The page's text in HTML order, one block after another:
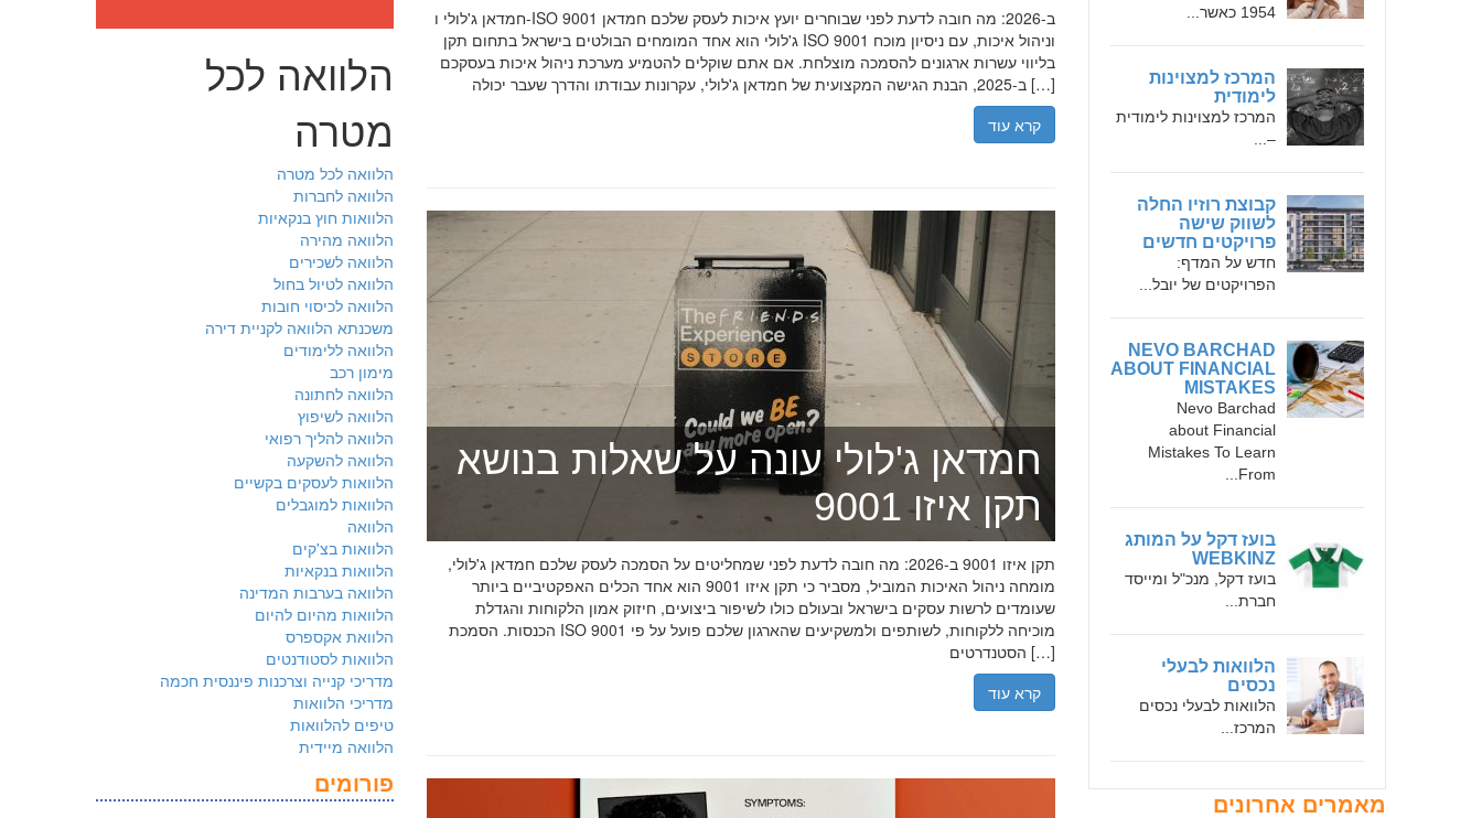
1954 כאשר...
המרכז למצוינות
לימודית
המרכז למצוינות לימודית
–...
קבוצת רוזיו החלה
לשווק שישה
פרויקטים חדשים
חדש על המדף:
הפרויקטים של יובל...
NEVO BARCHAD
ABOUT FINANCIAL
MISTAKES
Nevo Barchad
about Financial
Mistakes To Learn
From...
בועז דקל על המותג
WEBKINZ
בועז דקל, מנכ"ל ומייסד
חברת...
הלוואות לבעלי
נכסים
הלוואות לבעלי נכסים
המרכז...
מאמרים אחרונים
חמדאן ג'לולי ו-ISO 9001 ב-2026: מה חובה לדעת לפני שבוחרים יועץ איכות לעסק שלכם חמדאן
ג'לולי הוא אחד המומחים הבולטים בישראל בתחום תקן ISO 9001 וניהול איכות, עם ניסיון מוכח
בליווי עשרות ארגונים להסמכה מוצלחת. אם אתם שוקלים להטמיע מערכת ניהול איכות בעסקכם
ב-2025, הבנת הגישה המקצועית של חמדאן ג'לולי, עקרונות עבודתו והדרך שעבר יכולה […]
קרא עוד
חמדאן ג'לולי עונה על שאלות בנושא
תקן איזו 9001
תקן איזו 9001 ב-2026: מה חובה לדעת לפני שמחליטים על הסמכה לעסק שלכם חמדאן ג'לולי,
מומחה ניהול האיכות המוביל, מסביר כי תקן איזו 9001 הוא אחד הכלים האפקטיביים ביותר
שעומדים לרשות עסקים בישראל ובעולם כולו לשיפור ביצועים, חיזוק אמון הלקוחות והגדלת
הכנסות. הסמכת ISO 9001 מוכיחה ללקוחות, לשותפים ולמשקיעים שהארגון שלכם פועל על פי
הסטנדרטים […]
קרא עוד
הלוואה לכל
מטרה
הלוואה לכל מטרה
הלוואה לחברות
הלוואות חוץ בנקאיות
הלוואה מהירה
הלוואה לשכירים
הלוואה לטיול בחול
הלוואה לכיסוי חובות
משכנתא הלוואה לקניית דירה
הלוואה ללימודים
מימון רכב
הלוואה לחתונה
הלוואה לשיפוץ
הלוואה להליך רפואי
הלוואה להשקעה
הלוואות לעסקים בקשיים
הלוואות למוגבלים
הלוואה
הלוואות בצ'קים
הלוואות בנקאיות
הלוואה בערבות המדינה
הלוואות מהיום להיום
הלוואת אקספרס
הלוואות לסטודנטים
מדריכי קנייה וצרכנות פיננסית חכמה
מדריכי הלוואות
טיפים להלוואות
הלוואה מיידית
פורומים